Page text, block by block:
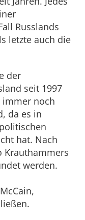
Russlands
letzte auch die
der
seit 1997
noch
da es in
hat. Nach
Krauthammers
werden.